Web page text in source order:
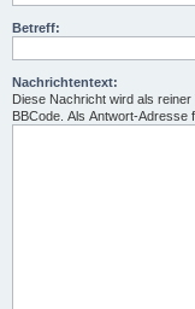
Betreff:
Nachrichtentext:
Diese Nachricht wird als
BBCode. Als Antwort-Adresse